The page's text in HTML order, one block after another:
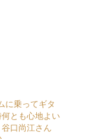
に乗ってギタ
とも心地よい
口尚江さん